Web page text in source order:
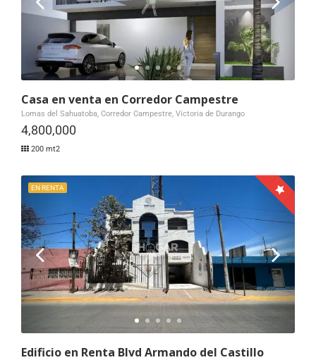
Casa en venta en Corredor Campestre
Lomas del Sahuatoba, Corredor Campestre, Victoria de Durango
4,800,000
200 mt2
EN RENTA
Edificio en Renta Blvd Armando del Castillo